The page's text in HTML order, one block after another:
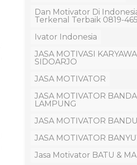
Dan Motivator Di
Terkenal Terbaik 0819-
Ivator Indonesia
JASA MOTIVASI
SIDOARJO
JASA MOTIVATOR
JASA MOTIVATOR
LAMPUNG
JASA MOTIVATOR
JASA MOTIVATOR
Jasa Motivator BATU &